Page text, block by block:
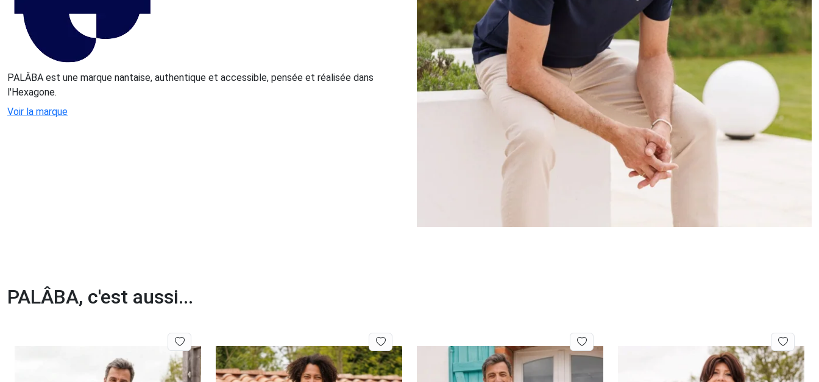
PALÂBA est une marque nantaise, authentique et accessible, pensée et réalisée dans
l'Hexagone.
Voir la marque
PALÂBA, c'est aussi...